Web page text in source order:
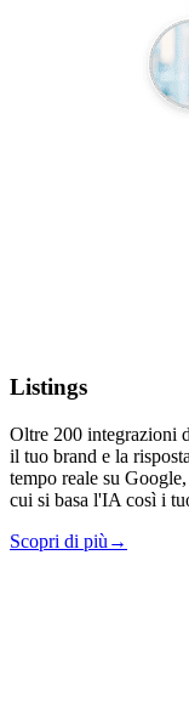
Listings
Oltre 200 integrazioni
il tuo brand e la
tempo reale su
cui si basa l'IA così i
Scopri di più →